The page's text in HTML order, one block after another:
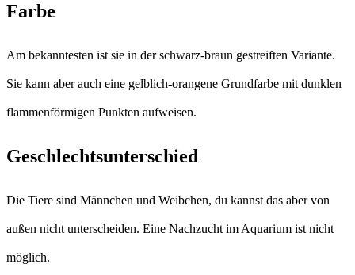
Farbe
Am bekanntesten ist sie in der schwarz-braun gestreiften Variante.
Sie kann aber auch eine gelblich-orangene Grundfarbe mit dunklen
flammenförmigen Punkten aufweisen.
Geschlechtsunterschied
Die Tiere sind Männchen und Weibchen, du kannst das aber von
außen nicht unterscheiden. Eine Nachzucht im Aquarium ist nicht
möglich.